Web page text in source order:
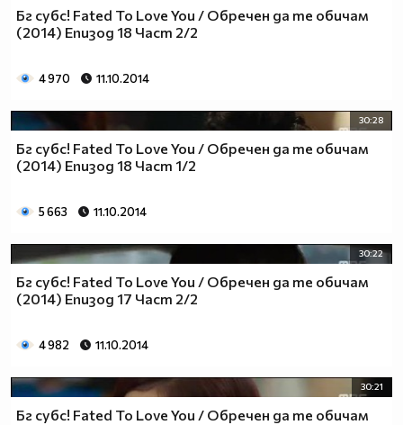
Бг субс! Fated To Love You / Обречен да те обичам
(2014) Епизод 18 Част 2/2
4 970 11.10.2014
30:28
Бг субс! Fated To Love You / Обречен да те обичам
(2014) Епизод 18 Част 1/2
5 663 11.10.2014
30:22
Бг субс! Fated To Love You / Обречен да те обичам
(2014) Епизод 17 Част 2/2
4 982 11.10.2014
30:21
Бг субс! Fated To Love You / Обречен да те обичам